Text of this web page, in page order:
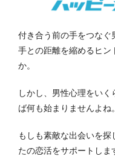
付き合う前の手をつなぐ
手との距離を縮めるヒン
か。
しかし、男性心理をい
ば何も始まりませんよね。
もしも素敵な出会いを探
たの恋活をサポートしま